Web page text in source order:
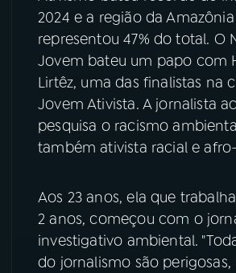
Facebook
Instagram X
TikTok
2024 e a região da
representou 47% do total. O
Jovem bateu um papo com
Lirtêz, uma das finalistas na
Jovem Ativista. A jornalista
pesquisa o racismo
também ativista racial e
Aos 23 anos, ela que
2 anos, começou com o
investigativo ambiental.
do jornalismo são perigosas,